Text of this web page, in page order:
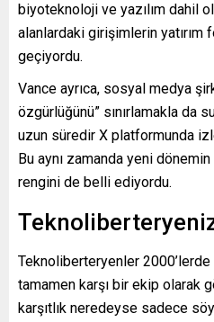
biyoteknoloji ve yazılım dahil
alanlardaki girişimlerin yatırım
geçiyordu.
Vance ayrıca, sosyal medya
özgürlüğünü” sınırlamakla da
uzun süredir X platformunda
Bu aynı zamanda yeni
rengini de belli ediyordu.
Teknoliberteryenler
tamamen karşı bir ekip olarak
karşıtlık neredeyse sadece